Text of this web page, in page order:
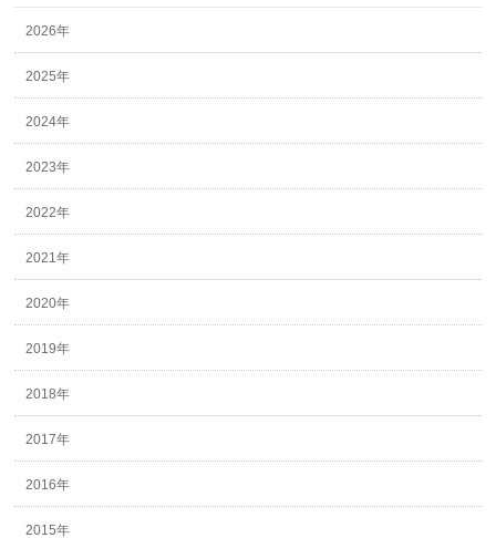
2026年
2025年
2024年
2023年
2022年
2021年
2020年
2019年
2018年
2017年
2016年
2015年